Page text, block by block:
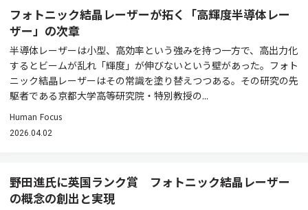
フォトニック結晶レーザーが拓く「高輝度半導体レー
ザー」の次章
半導体レーザーは小型、高効率という強みを持つ一方で、高出力化
するとビームが乱れ「輝度」が伸びないという壁があった。フォト
ニック結晶レーザーはその常識を塗り替えつつある。その研究の先
駆者である京都大学高等研究院・特別教授の...
Human Focus
2026.04.02
野田進氏に英国ランク賞 フォトニック結晶レーザー
の概念の創出と実現